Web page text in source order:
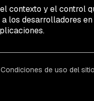
contexto y el control
los desarrolladores
Condiciones de uso del